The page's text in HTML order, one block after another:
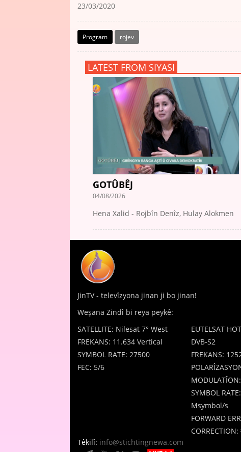
23/03/2020
Program rojev
LATEST FROM SIYASI
GOTÛBÊJ
04/08/2026
Hena Xalid - Rojbîn Denîz, Hulay Alokmen
JinTV - televîzyona jinan ji bo jinan!
Weşana Zindî bi reya peykê:
SATELLITE: Nilesat 7° West
FREKANS: 11.634 Vertical
SYMBOL RATE: 27500
FEC: 5/6
EUTELSAT
DVB-S2
FREKANS:
SYMBOL
Msymbol/s
FORWARD
Têkilî: info@stichtingnewa.com